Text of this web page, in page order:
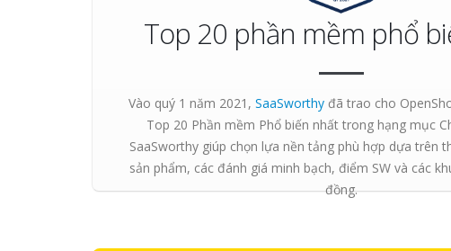
Top 20 phần mềm phổ
Vào quý 1 năm 2021, SaaSworthyđã trao cho
Top 20 Phần mềm Phổ biến nhất trong hạng mục
SaaSworthy giúp chọn lựa nền tảng phù hợp dựa trên
sản phẩm, các đánh giá minh bạch, điểm SW và các
đồng.